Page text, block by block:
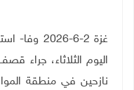
غزة 2-6-
اليوم الثلاثاء، جراء
نازحين في منطقة